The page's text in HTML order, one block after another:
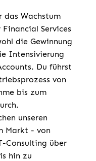
Wachstum
Services
die Gewinnung
Intensivierung
Du führst
von
bis zum
unseren
Markt - von
Consulting über
hin zu